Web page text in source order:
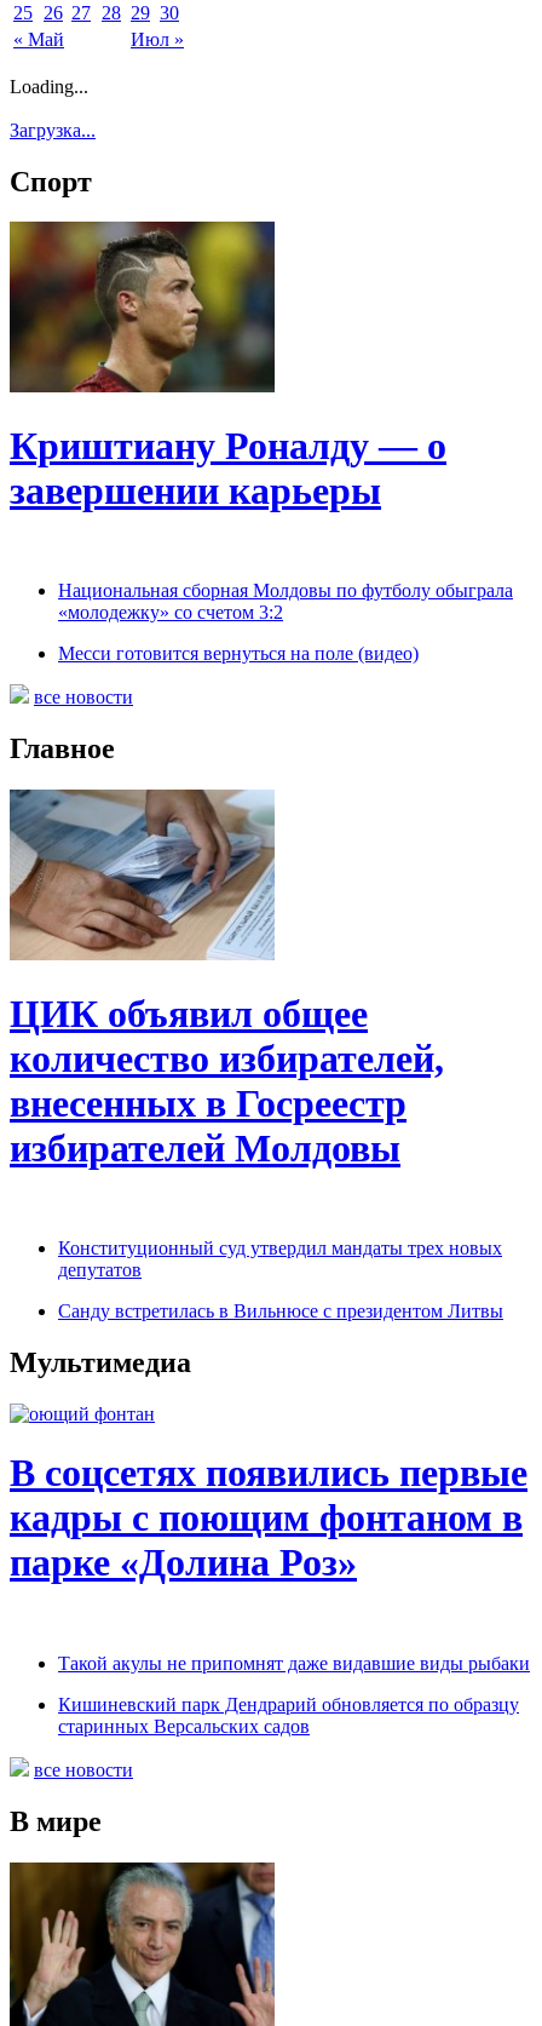
« Май Июл »
25 26 27 28 29 30
Loading...
Загрузка...
Спорт
Криштиану Роналду — о
завершении карьеры
Национальная сборная Молдовы по футболу обыграла
«молодежку» со счетом 3:2
Месси готовится вернуться на поле (видео)
все новости
Главное
ЦИК объявил общее
количество избирателей,
внесенных в Госреестр
избирателей Молдовы
Конституционный суд утвердил мандаты трех новых
депутатов
Санду встретилась в Вильнюсе с президентом Литвы
Мультимедиа
В соцсетях появились первые
кадры с поющим фонтаном в
парке «Долина Роз»
Такой акулы не припомнят даже видавшие виды рыбаки
Кишиневский парк Дендрарий обновляется по образцу
старинных Версальских садов
все новости
В мире